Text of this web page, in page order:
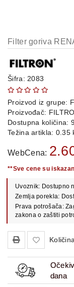
AUTO
METALNE
POLICE
KAMIONSKI
POLOVNI
AUTOMOBILI
POŠALJITE
Filter goriva
Šifra: 2083
Proizvod iz grupe:
Proizvođač:
Dostupna količina:
Težina artikla: 0.35
WebCena:
**Sve cene su
Uvoznik: Dostupno
Zemlja porekla:
Prava potrošača:
zakona o zaštiti
Količina
dana